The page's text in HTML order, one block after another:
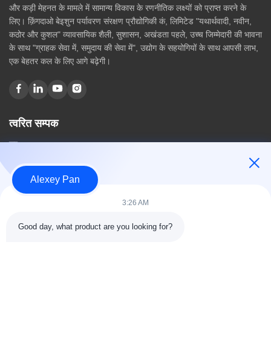
और कड़ी मेहनत के मामले में सामान्य विकास के रणनीतिक लक्ष्यों को प्राप्त करने के
लिए। क़िंगदाओ बेइशुन पर्यावरण संरक्षण प्रौद्योगिकी कं, लिमिटेड "यथार्थवादी, नवीन,
कठोर और कुशल" व्यावसायिक शैली, सुशासन, अखंडता पहले, उच्च जिम्मेदारी की भावना
के साथ "ग्राहक सेवा में, समुदाय की सेवा में", उद्योग के सहयोगियों के साथ आपसी लाभ,
एक बेहतर कल के लिए आगे बढ़ेगी।
त्वरित सम्पक
घर
उत्पादों
संपर्क करें
श्रेणियाँ
Alexey Pan
3:26 AM
Good day, what product are you looking for?